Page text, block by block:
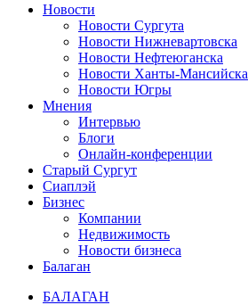
Новости
Новости Сургута
Новости Нижневартовска
Новости Нефтеюганска
Новости Ханты-Мансийска
Новости Югры
Мнения
Интервью
Блоги
Онлайн-конференции
Старый Сургут
Сиаплэй
Бизнес
Компании
Недвижимость
Новости бизнеса
Балаган
БАЛАГАН